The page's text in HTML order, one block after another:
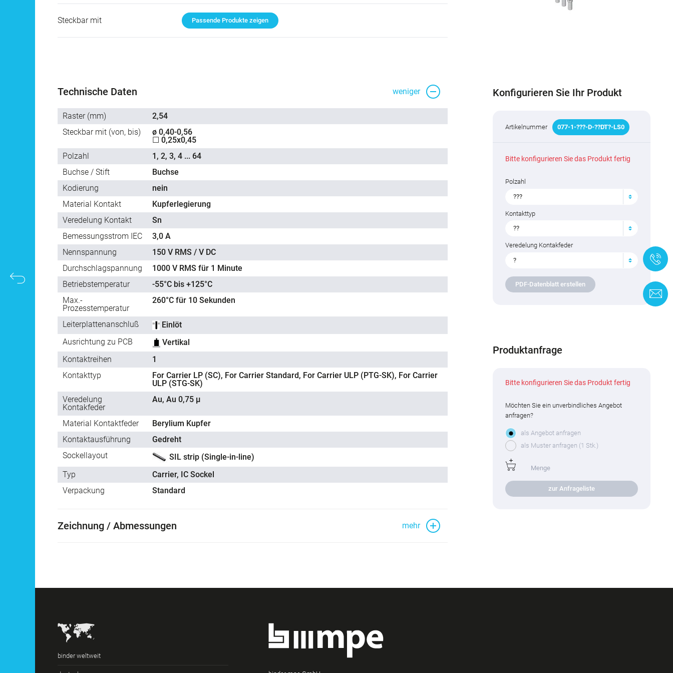
Steckbar mit Passende Produkte zeigen
Technische Daten weniger
Raster (mm)
2,54
Steckbar mit (von, bis)
ø 0,40-0,56
☐ 0,25x0,45
Polzahl
1, 2, 3, 4 ... 64
Buchse / Stift
Buchse
Kodierung
nein
Material Kontakt
Kupferlegierung
Veredelung Kontakt
Sn
Bemessungsstrom IEC
3,0 A
Nennspannung
150 V RMS / V DC
Durchschlagspannung
1000 V RMS für 1 Minute
Betriebstemperatur
-55°C bis +125°C
Max.-
Prozesstemperatur
260°C für 10 Sekunden
Leiterplattenanschluß
Einlöt
Ausrichtung zu PCB
Vertikal
Kontaktreihen
1
Kontakttyp
For Carrier LP (SC), For Carrier Standard, For Carrier ULP (PTG-SK), For Carrier
ULP (STG-SK)
Veredelung
Kontakfeder
Au, Au 0,75 µ
Material Kontaktfeder
Berylium Kupfer
Kontaktausführung
Gedreht
Sockellayout
SIL strip (Single-in-line)
Typ
Carrier, IC Sockel
Verpackung
Standard
Zeichnung / Abmessungen mehr
Konfigurieren Sie Ihr Produkt
Artikelnummer 077-1-???-D-??DT?-LS0
Bitte konfigurieren Sie das Produkt fertig
Polzahl
???
Kontakttyp
??
Veredelung Kontakfeder
?
PDF-Datenblatt erstellen
Produktanfrage
Bitte konfigurieren Sie das Produkt fertig
Möchten Sie ein unverbindliches Angebot
anfragen?
als Angebot anfragen
als Muster anfragen (1 Stk.)
zur Anfrageliste
binder weltweit